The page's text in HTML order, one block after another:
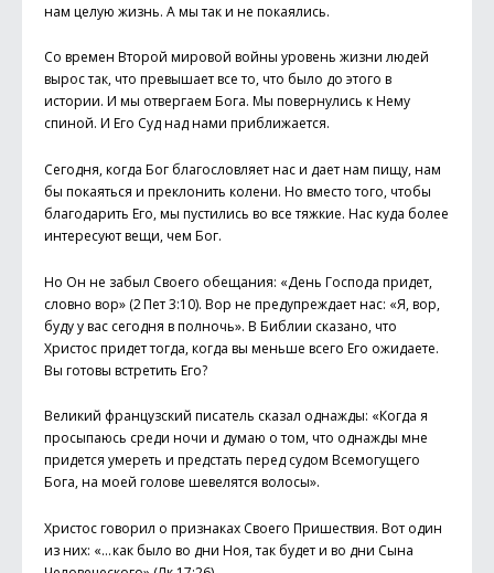
нам целую жизнь. А мы так и не покаялись.
Со времен Второй мировой войны уровень жизни людей
вырос так, что превышает все то, что было до этого в
истории. И мы отвергаем Бога. Мы повернулись к Нему
спиной. И Его Суд над нами приближается.
Сегодня, когда Бог благословляет нас и дает нам пищу, нам
бы покаяться и преклонить колени. Но вместо того, чтобы
благодарить Его, мы пустились во все тяжкие. Нас куда более
интересуют вещи, чем Бог.
Но Он не забыл Своего обещания: «День Господа придет,
словно вор» (2 Пет 3:10). Вор не предупреждает нас: «Я, вор,
буду у вас сегодня в полночь». В Биб­лии сказано, что
Христос придет тогда, когда вы меньше всего Его ожидаете.
Вы готовы встретить Его?
Великий французский писатель сказал однажды: «Когда я
просыпаюсь среди ночи и думаю о том, что однажды мне
придется умереть и предстать перед судом Всемогущего
Бога, на моей голове шевелятся волосы».
Христос говорил о признаках Своего Пришествия. Вот один
из них: «… как было во дни Ноя, так будет и во дни Сына